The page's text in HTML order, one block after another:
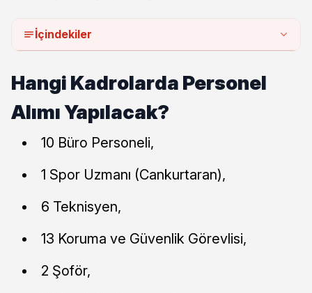
İçindekiler
Hangi Kadrolarda Personel
Alımı Yapılacak?
10 Büro Personeli,
1 Spor Uzmanı (Cankurtaran),
6 Teknisyen,
13 Koruma ve Güvenlik Görevlisi,
2 Şoför,